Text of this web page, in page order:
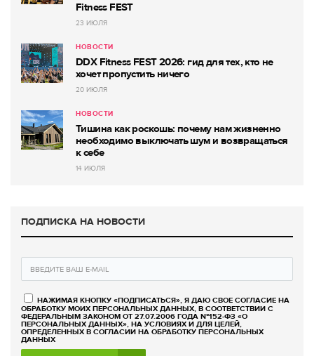
Fitness FEST
23 ИЮЛЯ
НОВОСТИ
DDX Fitness FEST 2026: гид для тех, кто не
хочет пропустить ничего
20 ИЮЛЯ
НОВОСТИ
Тишина как роскошь: почему нам жизненно
необходимо выключать шум и возвращаться
к себе
14 ИЮЛЯ
ПОДПИСКА НА НОВОСТИ
НАЖИМАЯ КНОПКУ «ПОДПИСАТЬСЯ», Я ДАЮ СВОЕ СОГЛАСИЕ НА
ОБРАБОТКУ МОИХ ПЕРСОНАЛЬНЫХ ДАННЫХ, В СООТВЕТСТВИИ С
ФЕДЕРАЛЬНЫМ ЗАКОНОМ ОТ 27.07.2006 ГОДА №152-ФЗ «О
ПЕРСОНАЛЬНЫХ ДАННЫХ», НА УСЛОВИЯХ И ДЛЯ ЦЕЛЕЙ,
ОПРЕДЕЛЕННЫХ В СОГЛАСИИ НА ОБРАБОТКУ ПЕРСОНАЛЬНЫХ
ДАННЫХ